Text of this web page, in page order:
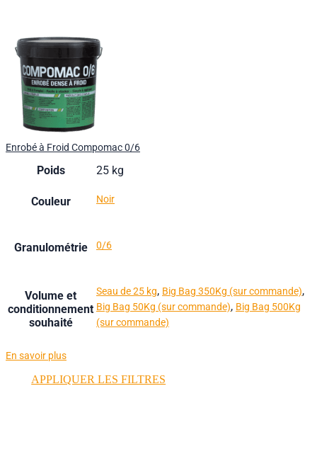
Enrobé à Froid Compomac 0/6
Poids 25 kg
Couleur Noir
Granulométrie 0/6
Volume et
conditionnement
souhaité
Seau de 25 kg, Big Bag 350Kg (sur commande),
Big Bag 50Kg (sur commande), Big Bag 500Kg
(sur commande)
En savoir plus
APPLIQUER LES FILTRES